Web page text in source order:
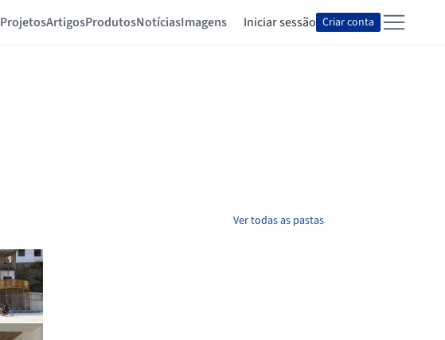
ProjetosArtigosProdutosNotíciasImagens Iniciar sessão Criar conta
Ver todas as pastas